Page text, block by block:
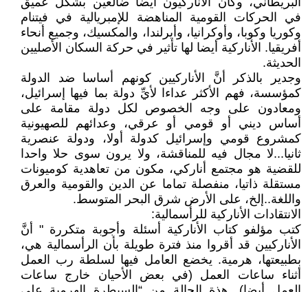
في الحركات القومية المناهضة للإمبريالية في فيتنام
وكوريا وكوبا، وأوكرانيا، وأيرلندا، والمكسيك، وجميع أنحاء
أفريقيا. الأناركية أيضا لها تأثير في حركة السكان الأصليين
الحديثة.
وجدير بالذكر أنَّ الأناركيين كونهم أساسا ضد الدولة
كمؤسسة، فهم الأكثر عداءا لأيِّ دولة بما فيها إسرائيل،
ومعادون على وجه الخصوص لكل دولة مقامة على
أساس ديني أو قومي أو عرقي، وعدائهم للصهيونية
كمشروع قومي وإسرائيل كدولة أولا، ودولة عنصرية
ثانيا...لا مجال فيه للمناقشة، ولا يرون سوى حلا واحدا
للقضية هو مجتمع أناركي، مكون من تعاهدية كوميونات
مستقلة ذاتيا، منفصلة تماما عن الدين والقومية والعرق
واللغة..إلخ، على الأرض شرق البحر المتوسط.
الانتقادات الأناركية للرأسمالية:
كتب مؤلفو كتاب الأناركية أسئلة وأجوبة متكررة " أنَّ
الأناركيين قد أقروا منذ فترة طويلة بأن الرأسمالية هي،
بطبيعتها، هرمية. يخضع العامل فيها لسلطة رب العمل
أثناء ساعات العمل (في بعض الأحيان خارج ساعات